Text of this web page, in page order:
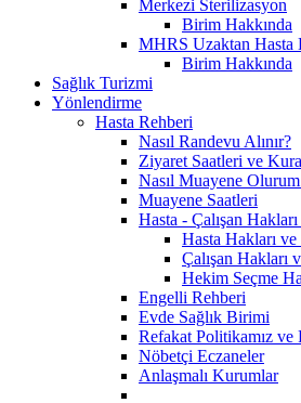
Merkezi Sterilizasyon
Birim Hakkında
MHRS Uzaktan Hasta
Birim Hakkında
Sağlık Turizmi
Yönlendirme
Hasta Rehberi
Nasıl Randevu Alınır?
Ziyaret Saatleri ve
Nasıl Muayene
Muayene Saatleri
Hasta - Çalışan
Hasta Hakları
Çalışan Hakları
Hekim Seçme
Engelli Rehberi
Evde Sağlık Birimi
Refakat Politikamız ve
Nöbetçi Eczaneler
Anlaşmalı Kurumlar